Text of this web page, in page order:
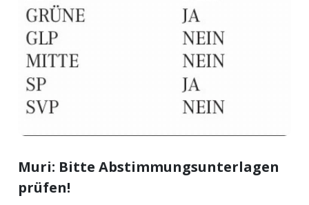
Muri: Bitte Abstimmungsunterlagen
prüfen!